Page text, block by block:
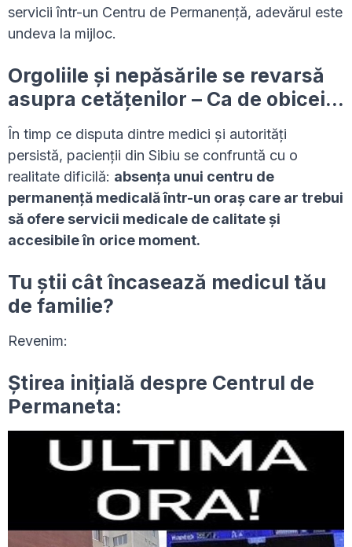
servicii într-un Centru de Permanență, adevărul este
undeva la mijloc.
Orgoliile și nepăsările se revarsă
asupra cetățenilor – Ca de obicei…
În timp ce disputa dintre medici și autorități
persistă, pacienții din Sibiu se confruntă cu o
realitate dificilă: absența unui centru de
permanență medicală într-un oraș care ar trebui
să ofere servicii medicale de calitate și
accesibile în orice moment.
Tu știi cât încasează medicul tău
de familie?
Revenim:
Știrea inițială despre Centrul de
Permaneta: